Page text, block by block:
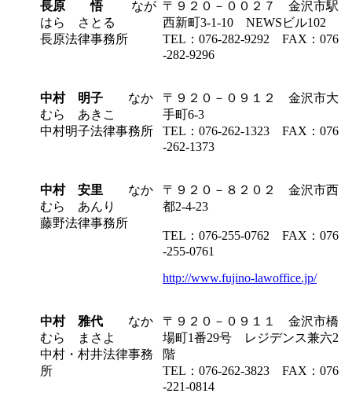
長原 悟なが
はら さとる
長原法律事務所
〒９２０－００２７ 金沢市駅
西新町3-1-10 NEWSビル102
TEL：076-282-9292 FAX：076
-282-9296
中村 明子 なか
むら あきこ
中村明子法律事務所
〒９２０－０９１２ 金沢市大
手町6-3
TEL：076-262-1323 FAX：076
-262-1373
中村 安里 なか
むら あんり
藤野法律事務所
〒９２０－８２０２ 金沢市西
都2-4-23
TEL：076-255-0762 FAX：076
-255-0761
http://www.fujino-lawoffice.jp/
中村 雅代 なか
むら まさよ
中村・村井法律事務
所
〒９２０－０９１１ 金沢市橋
場町1番29号 レジデンス兼六2
階
TEL：076-262-3823 FAX：076
-221-0814